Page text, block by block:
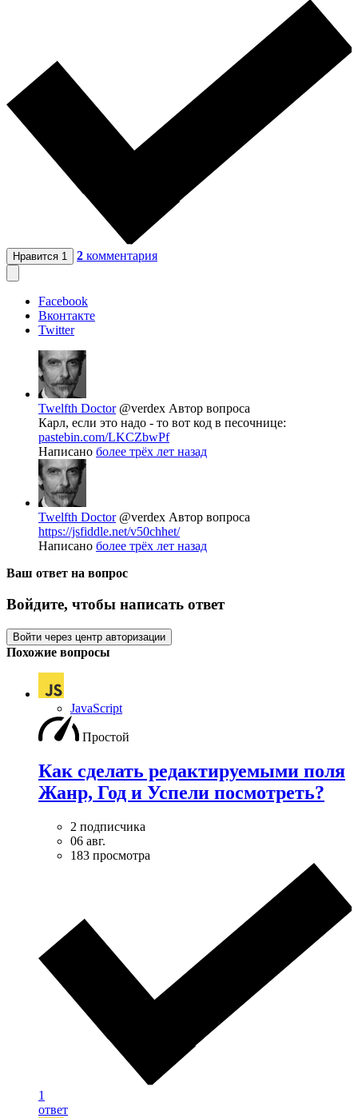
Нравится 1 2 комментария
Facebook
Вконтакте
Twitter
Twelfth Doctor @verdex Автор вопроса
Карл, если это надо - то вот код в песочнице:
pastebin.com/LKCZbwPf
Написано более трёх лет назад
Twelfth Doctor @verdex Автор вопроса
https://jsfiddle.net/v50chhet/
Написано более трёх лет назад
Ваш ответ на вопрос
Войдите, чтобы написать ответ
Войти через центр авторизации
Похожие вопросы
JavaScript
Простой
Как сделать редактируемыми поля
Жанр, Год и Успели посмотреть?
2 подписчика
06 авг.
183 просмотра
1
ответ